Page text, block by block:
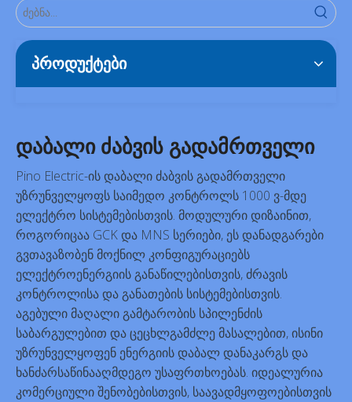
პროდუქტები
დაბალი ძაბვის გადამრთველი
Pino Electric-ის დაბალი ძაბვის გადამრთველი
უზრუნველყოფს საიმედო კონტროლს 1000 ვ-მდე
ელექტრო სისტემებისთვის. მოდულური დიზაინით,
როგორიცაა GCK და MNS სერიები, ეს დანადგარები
გვთავაზობენ მოქნილ კონფიგურაციებს
ელექტროენერგიის განაწილებისთვის, ძრავის
კონტროლისა და განათების სისტემებისთვის.
აგებული მაღალი გამტარობის სპილენძის
საბარგულებით და ცეცხლგამძლე მასალებით, ისინი
უზრუნველყოფენ ენერგიის დაბალ დანაკარგს და
ხანძარსაწინააღმდეგო უსაფრთხოებას. იდეალურია
კომერციული შენობებისთვის, საავადმყოფოებისთვის